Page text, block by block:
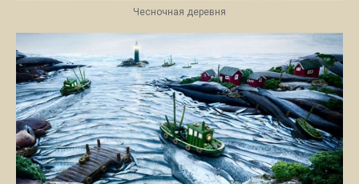
Чесночная деревня